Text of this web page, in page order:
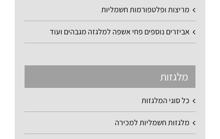
מריצות ופלטפורמות חשמליות
אביזרים נוספים פחי אשפה למלגזה מגבהים ועוד
מלגזות
כל סוגי המלגזות
מלגזות חשמליות למכירה